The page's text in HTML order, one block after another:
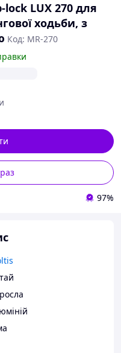
lock LUX 270 для
ходьби, з
Код: MR-270
97%